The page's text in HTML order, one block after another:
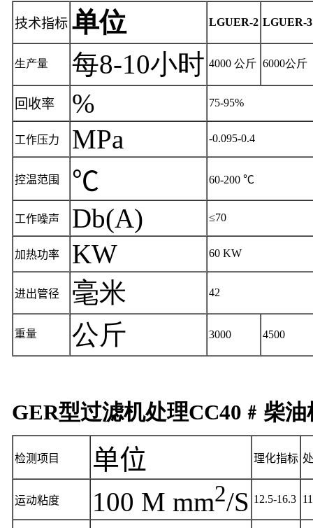
技术指标 单位 LGUER-2 LGUER-3
生产量 每8-10小时 4000 公斤 6000公斤
回收率 % 75-95%
工作压力 MPa -0.095-0.4
控温范围 ℃ 60-200 ℃
工作噪声 Db(A) ≤70
加热功率 KW 60 KW
进出管径 毫米 42
重量 公斤 3000 4500
GER型过滤机处理CC40﹟柴
检测项目 单位 理化指标
运动粘度 100 М mm2/S 12.5-16.3